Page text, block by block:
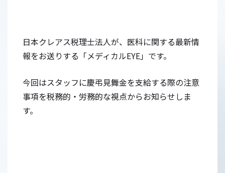
日本クレアス税理士法人が、医科に関する最新情
報をお送りする「メディカルEYE」です。
今回はスタッフに慶弔見舞金を支給する際の注意
事項を税務的・労務的な視点からお知らせしま
す。